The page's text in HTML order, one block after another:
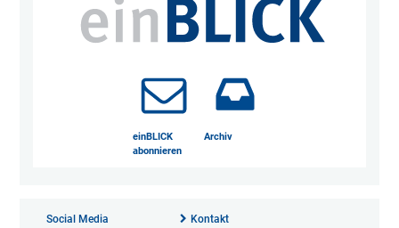
einBLICK
abonnieren
Archiv
Social Media Kontakt